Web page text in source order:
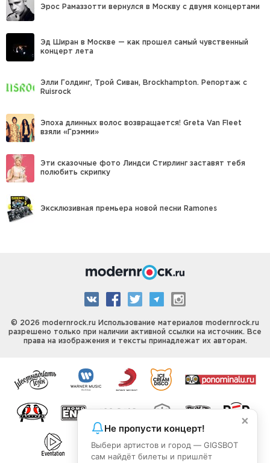
Эрос Рамаззотти вернулся в Москву с двумя концертами
Эд Ширан в Москве — как прошел самый чувственный
концерт лета
Элли Голдинг, Трой Сиван, Brockhampton. Репортаж с
Ruisrock
Эпоха длинных волос возвращается! Greta Van Fleet
взяли «Грэмми»
Эти сказочные фото Линдси Стирлинг заставят тебя
полюбить скрипку
Эксклюзивная премьера новой песни Ramones
© 2026 modernrock.ru Использование материалов modernrock.ru
разрешено только при наличии активной ссылки на источник. Все
права на изображения и тексты принадлежат их авторам.
×
Не пропусти концерт!
Выбери артистов и город — GIGSBOT
сам найдёт билеты и пришлёт